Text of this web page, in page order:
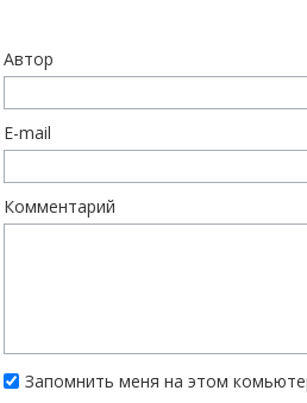
Автор
E-mail
Комментарий
Запомнить меня на этом